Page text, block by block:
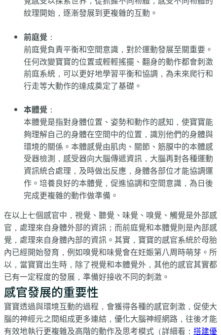
紋理開始，逐漸發展到更複雜的互動。
前庭覺 ：
前庭覺負責平衡和空間意識，對於運動發展至關重要。
任何改變寶寶的位置或輕輕搖擺、翻身的動作都會刺激
前庭系統，可以更好地學習平衡和協調，為未來爬行和
行走等大動作的達成奠定了基礎。
本體覺 ：
本體覺是指對身體位置、姿勢和動作的感知，使寶寶能
夠理解自己的身體在空間中的位置，識別他們的身體與
環境的關係。本體感覺由肌肉、關節、筋膜中的本體感
受器檢測，感受器向大腦傳遞資訊，大腦再對各種運動
資訊統合處理，及時做出反應，身體各部位才能協調運
作。培養良好的本體覺，促進協調和空間意識，為日後
完成更複雜的動作做準備。
在以上七個感官中，視覺、聽覺、味覺、嗅覺、觸覺是外部感
官，處理來自身體外部的資訊；而前庭覺和本體覺則是內部感
覺，處理來自身體內部的資訊。其實，寶寶的感官系統於母胎
內已經開始發育，例如嗅覺和味覺會在妊娠第八周時萌芽。所
以，當寶寶出生時，除了視覺和本體覺外，其他的感官其實都
已有一定程度的發展，準備好接收不同的刺激。
感官發展的重要性
寶寶透過與環境互動的過程，會獲得各種的感官刺激，促使大
腦的神經元之間組成更多連結，優化大腦神經網路，往後才能
有效地執行更複雜及高階的動作及思考模式（詳細看： 搭建優